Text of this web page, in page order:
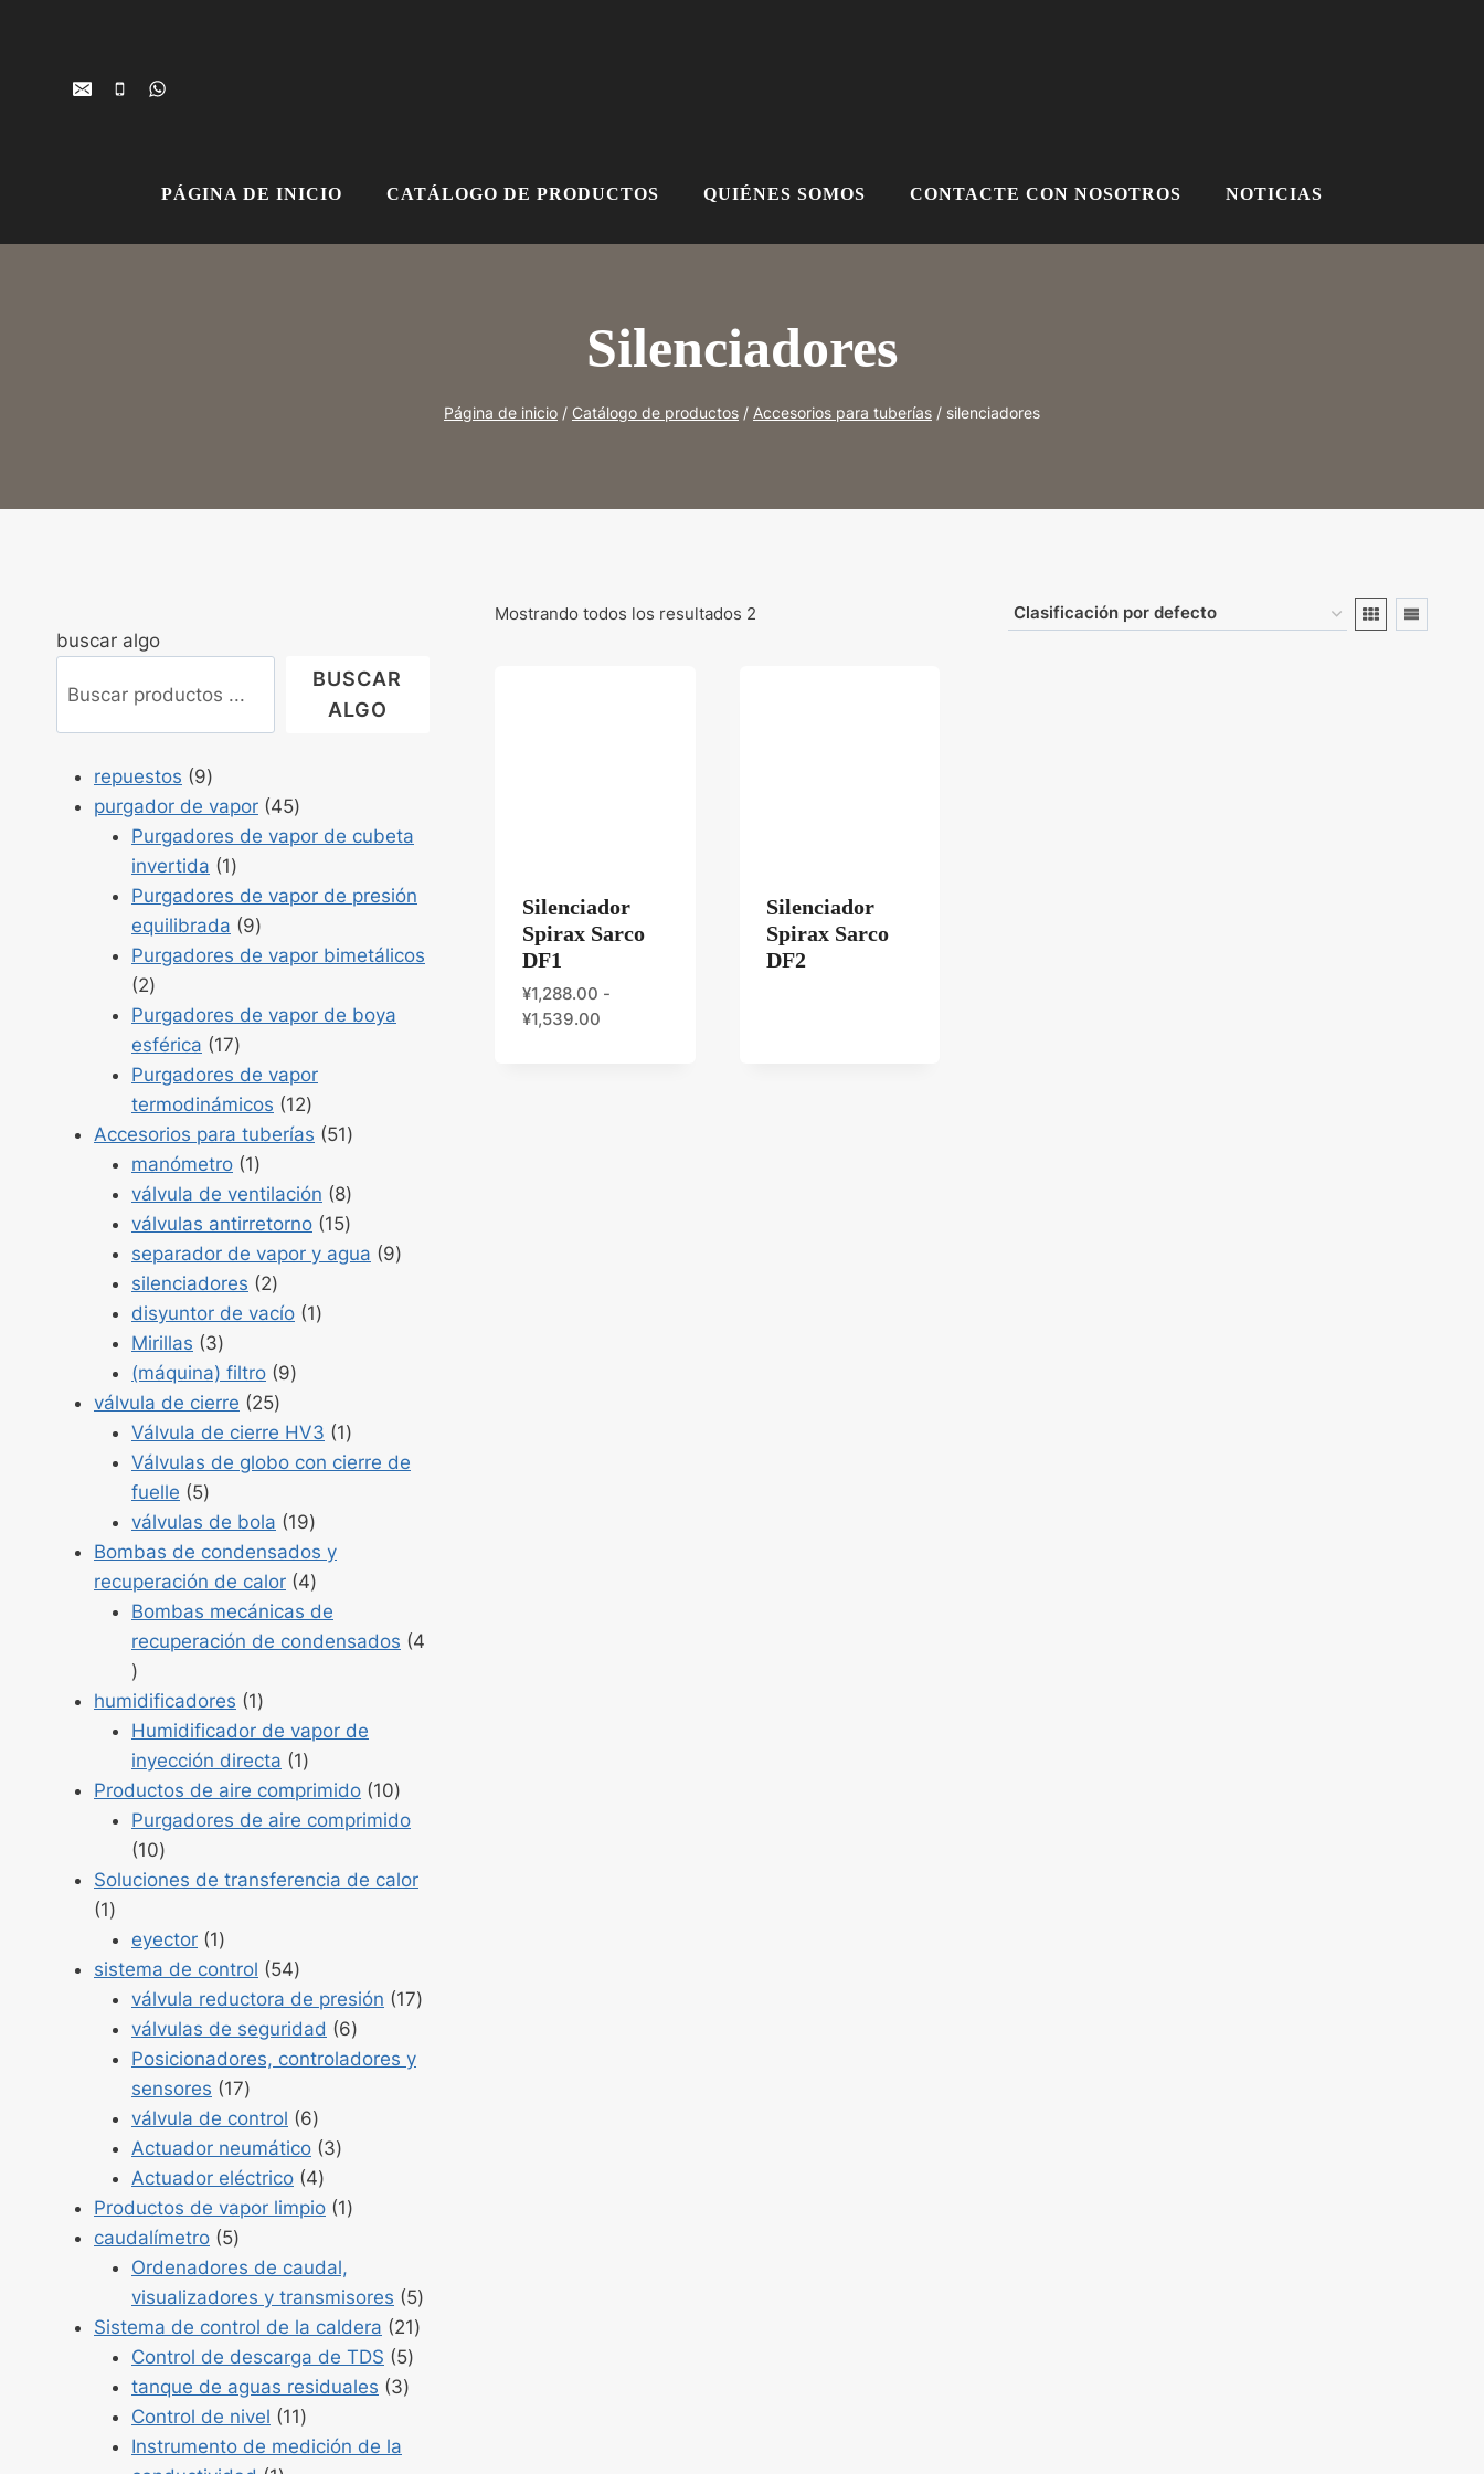
PÁGINA DE INICIO CATÁLOGO DE PRODUCTOS QUIÉNES SOMOS CONTACTE CON NOSOTROS NOTICIAS
Silenciadores
Página de inicio / Catálogo de productos / Accesorios para tuberías / silenciadores
Mostrando todos los resultados 2
Silenciador
Spirax Sarco
DF1
¥1,288.00 -
¥1,539.00
Silenciador
Spirax Sarco
DF2
buscar algo
BUSCAR
ALGO
repuestos 9Productos
9
purgador de vapor 45Productos
45
Purgadores de vapor de cubeta
invertida
1Producto
1
Purgadores de vapor de presión
equilibrada
9Productos
9
Purgadores de vapor bimetálicos
2Productos
2
Purgadores de vapor de boya
esférica
17Productos
17
Purgadores de vapor
termodinámicos
12Productos
12
Accesorios para tuberías 51Productos
manómetro 1Producto
1
válvula de ventilación 8Productos
8
válvulas antirretorno 15Productos
15
separador de vapor y agua 9Productos
silenciadores 2Productos
2
disyuntor de vacío 1Producto
Mirillas 3Productos
3
(máquina) filtro 9Productos
válvula de cierre 25Productos
25
Válvula de cierre HV3 1Producto
1
Válvulas de globo con cierre de
fuelle
5Productos
5
válvulas de bola 19Productos
19
Bombas de condensados y
recuperación de calor 4Productos
4
Bombas mecánicas de
recuperación de condensados
4
Productos
4
humidificadores 1Producto
1
Humidificador de vapor de
inyección directa
1Producto
1
Productos de aire comprimido 10Productos
10
Purgadores de aire comprimido
10Productos
10
Soluciones de transferencia de calor
1Producto
1
eyector 1Producto
1
sistema de control 54Productos
54
válvula reductora de presión 17Productos
válvulas de seguridad 6Productos
6
Posicionadores, controladores y
sensores
17Productos
17
válvula de control 6Productos
6
Actuador neumático 3Productos
Actuador eléctrico 4Productos
4
Productos de vapor limpio 1Producto
caudalímetro 5Productos
5
Ordenadores de caudal,
visualizadores y transmisores
5Productos
5
Sistema de control de la caldera 21Productos
Control de descarga de TDS 5Productos
5
tanque de aguas residuales 3Productos
Control de nivel 11Productos
11
Instrumento de medición de la